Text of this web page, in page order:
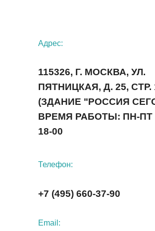
Адрес:
115326, Г. МОСКВА, УЛ.
ПЯТНИЦКАЯ, Д. 25, СТР.
(ЗДАНИЕ "РОССИЯ
ВРЕМЯ РАБОТЫ: ПН-ПТ
18-00
Телефон:
+7 (495) 660-37-90
Email: